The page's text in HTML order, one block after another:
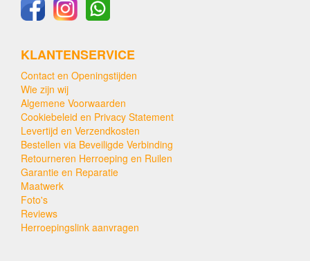
KLANTENSERVICE
Contact en Openingstijden
Wie zijn wij
Algemene Voorwaarden
Cookiebeleid en Privacy Statement
Levertijd en Verzendkosten
Bestellen via Beveiligde Verbinding
Retourneren Herroeping en Ruilen
Garantie en Reparatie
Maatwerk
Foto's
Reviews
Herroepingslink aanvragen